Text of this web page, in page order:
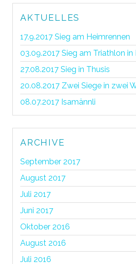
AKTUELLES
17.9.2017 Sieg am Heimrennen
03.09.2017 Sieg am Triathlon
27.08.2017 Sieg in Thusis
20.08.2017 Zwei Siege in zwei
08.07.2017 Isamännli
ARCHIVE
September 2017
August 2017
Juli 2017
Juni 2017
Oktober 2016
August 2016
Juli 2016